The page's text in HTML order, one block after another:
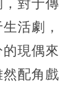
對于傳
活劇，
現偶來
配角戲